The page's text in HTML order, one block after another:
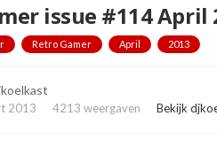
issue #114 April
Retro Gamer April 2013
2013 4213 weergaven Bekijk